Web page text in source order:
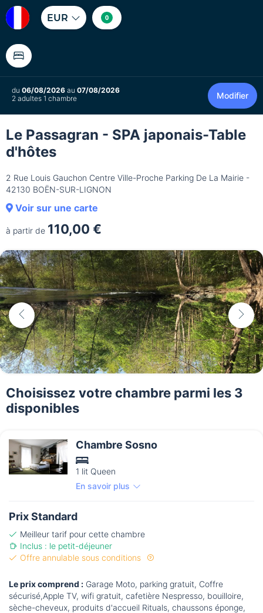
EUR 0
du 06/08/2026 au 07/08/2026
2 adultes 1 chambre
Modifier
Le Passagran - SPA japonais-Table
d'hôtes
2 Rue Louis Gauchon Centre Ville-Proche Parking De La Mairie -
42130 BOËN-SUR-LIGNON
Voir sur une carte
à partir de 110,00 €
Choisissez votre chambre parmi les 3
disponibles
Chambre Sosno
1 lit Queen
En savoir plus
Prix Standard
Meilleur tarif pour cette chambre
Inclus : le petit-déjeuner
Offre annulable sous conditions
Le prix comprend : Garage Moto, parking gratuit, Coffre
sécurisé,Apple TV, wifi gratuit, cafetière Nespresso, bouilloire,
sèche-cheveux, produits d'accueil Rituals, chaussons éponge,